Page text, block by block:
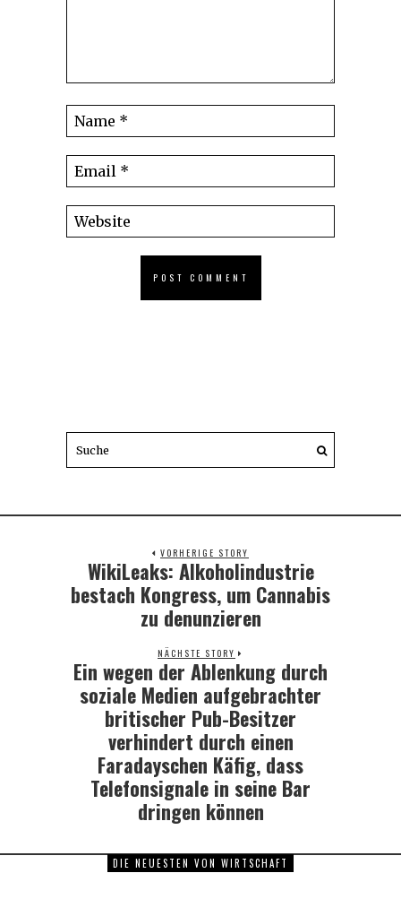
VORHERIGE STORY
Previous
WikiLeaks: Alkoholindustrie
bestach Kongress, um Cannabis
zu denunzieren
NÄCHSTE STORY
Next
post:
Ein wegen der Ablenkung durch
soziale Medien aufgebrachter
britischer Pub-Besitzer
verhindert durch einen
Faradayschen Käfig, dass
Telefonsignale in seine Bar
dringen können
DIE NEUESTEN VON WIRTSCHAFT